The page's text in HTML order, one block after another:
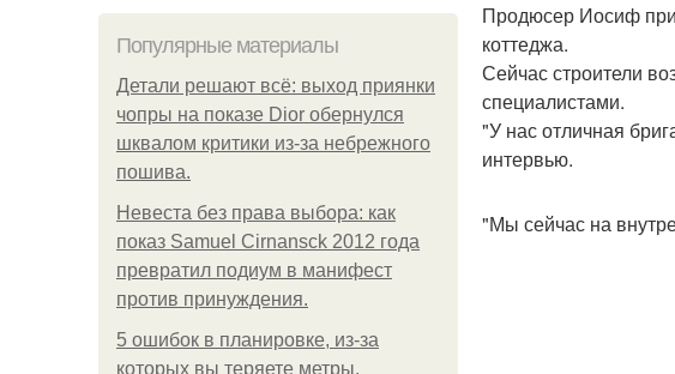
Популярные материалы
Детали решают всё: выход приянки
чопры на показе Dior обернулся
шквалом критики из-за небрежного
пошива.
Невеста без права выбора: как
показ Samuel Cirnansck 2012 года
превратил подиум в манифест
против принуждения.
5 ошибок в планировке, из-за
которых вы теряете метры.
Продюсер Иосиф
коттеджа.
Сейчас строители
специалистами.
"У нас отличная
интервью.
"Мы сейчас на